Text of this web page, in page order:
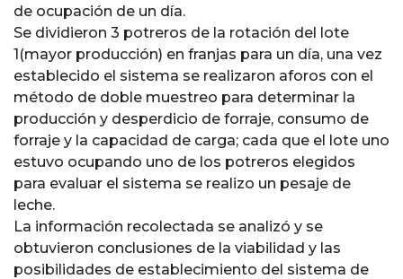
de ocupación de un día.
Se dividieron 3 potreros de la rotación del lote
1(mayor producción) en franjas para un día, una vez
establecido el sistema se realizaron aforos con el
método de doble muestreo para determinar la
producción y desperdicio de forraje, consumo de
forraje y la capacidad de carga; cada que el lote uno
estuvo ocupando uno de los potreros elegidos
para evaluar el sistema se realizo un pesaje de
leche.
La información recolectada se analizó y se
obtuvieron conclusiones de la viabilidad y las
posibilidades de establecimiento del sistema de